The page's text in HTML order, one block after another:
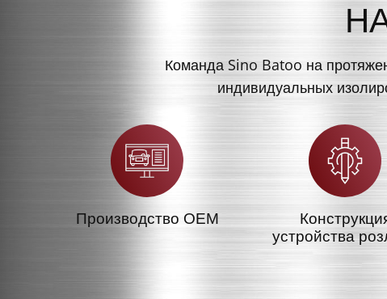
Команда Sino Batoo на
индивидуальных
Производство OEM
устройства